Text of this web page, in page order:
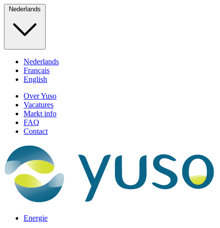
Nederlands
Nederlands
Français
English
Over Yuso
Vacatures
Markt info
FAQ
Contact
Energie